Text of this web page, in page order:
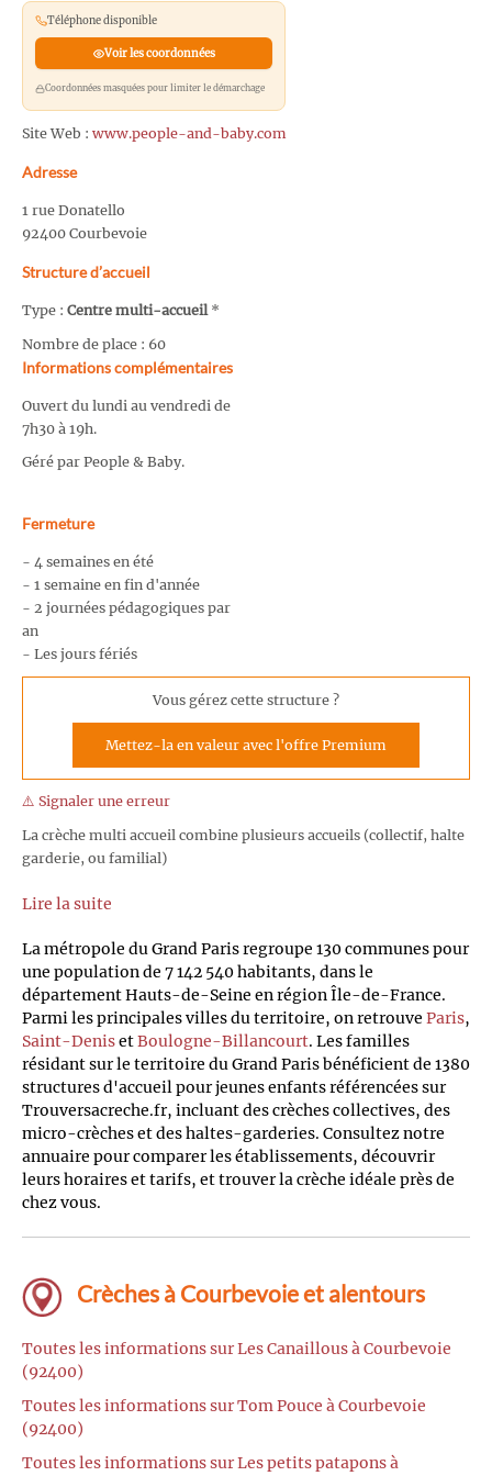
Téléphone disponible
Voir les coordonnées
Coordonnées masquées pour limiter le démarchage
Site Web : www.people-and-baby.com
Adresse
1 rue Donatello
92400 Courbevoie
Structure d’accueil
Type : Centre multi-accueil*
Nombre de place : 60
Informations complémentaires
Ouvert du lundi au vendredi de
7h30 à 19h.
Géré par People & Baby.
Fermeture
- 4 semaines en été
- 1 semaine en fin d'année
- 2 journées pédagogiques par
an
- Les jours fériés
Vous gérez cette structure ?
Mettez-la en valeur avec l'offre Premium
⚠️ Signaler une erreur
La crèche multi accueil combine plusieurs accueils (collectif, halte
garderie, ou familial)
Lire la suite
La métropole du Grand Paris regroupe 130 communes pour
une population de 7 142 540 habitants, dans le
département Hauts-de-Seine en région Île-de-France.
Parmi les principales villes du territoire, on retrouve Paris,
Saint-DenisetBoulogne-Billancourt. Les familles
résidant sur le territoire du Grand Paris bénéficient de 1380
structures d'accueil pour jeunes enfants référencées sur
Trouversacreche.fr, incluant des crèches collectives, des
micro-crèches et des haltes-garderies. Consultez notre
annuaire pour comparer les établissements, découvrir
leurs horaires et tarifs, et trouver la crèche idéale près de
chez vous.
Crèches à Courbevoie et alentours
Toutes les informations sur Les Canaillous à Courbevoie
(92400)
Toutes les informations sur Tom Pouce à Courbevoie
(92400)
Toutes les informations sur Les petits patapons à